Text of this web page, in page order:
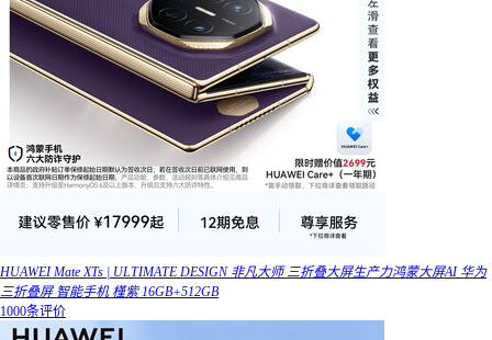
HUAWEI Mate XTs | ULTIMATE DESIGN 非凡大师 三折叠大屏生产力鸿蒙大屏AI 华为
三折叠屏 智能手机 槿紫 16GB+512GB
1000条评价